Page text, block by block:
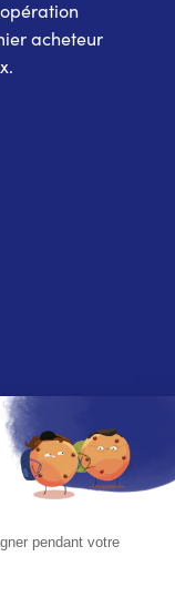
acheteur